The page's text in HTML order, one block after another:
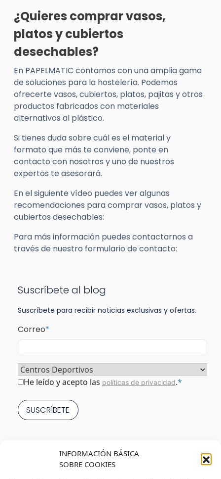
INFORMACIÓN BÁSICA
SOBRE COOKIES
¿Quieres comprar vasos,
platos y cubiertos
desechables?
En PAPELMATIC contamos con una amplia gama
de soluciones para la hostelería. Podemos
ofrecerte vasos, cubiertos, platos, pajitas y otros
productos fabricados con materiales
alternativos al plástico.
Si tienes duda sobre cuál es el material y
formato que más te conviene, ponte en
contacto con nosotros y uno de nuestros
expertos te asesorará.
En el siguiente vídeo puedes ver algunas
recomendaciones para comprar vasos, platos y
cubiertos desechables:
Para más información puedes contactarnos a
través de nuestro formulario de contacto:
Suscríbete al blog
Suscríbete para recibir noticias exclusivas y ofertas.
Correo*
Sector*
Consentimiento*
He leído y acepto las políticas de privacidad.*